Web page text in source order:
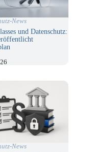
News
und Datenschutz:
News